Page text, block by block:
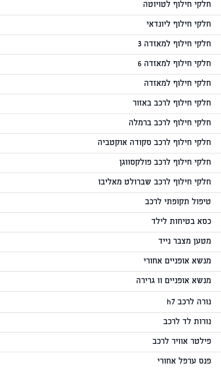
חלקי חילוף לטויוטה
חלקי חילוף ליונדאי
חלקי חילוף למאזדה 3
חלקי חילוף למאזדה 6
חלקי חילוף למאזדה
חלקי חילוף לרכב באזור
חלקי חילוף לרכב ברמלה
חלקי חילוף לרכב סקודה אוקטביה
חלקי חילוף לרכב פולקסווגן
חלקי חילוף לרכב שברולט מאליבו
טיפול תקופתי לרכב
כסא בטיחות לילד
מטען מצבר נייד
מנשא אופניים אחורי
מנשא אופניים וו גרירה
נורה לרכב h7
נורות לד לרכב
פילטר אוויר לרכב
פנס ערפל אחורי